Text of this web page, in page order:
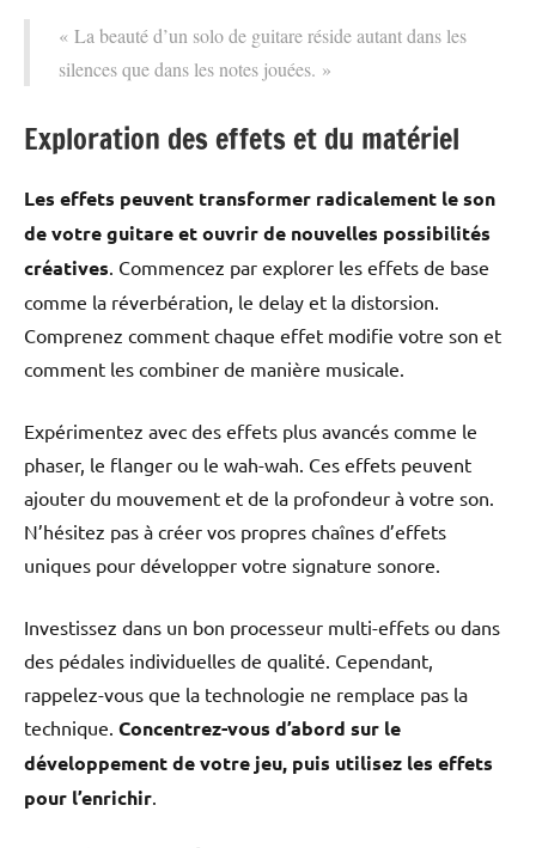
« La beauté d’un solo de guitare réside autant dans les
silences que dans les notes jouées. »
Exploration des effets et du matériel
Les effets peuvent transformer radicalement le son
de votre guitare et ouvrir de nouvelles possibilités
créatives . Commencez par explorer les effets de base
comme la réverbération, le delay et la distorsion.
Comprenez comment chaque effet modifie votre son et
comment les combiner de manière musicale.
Expérimentez avec des effets plus avancés comme le
phaser, le flanger ou le wah-wah. Ces effets peuvent
ajouter du mouvement et de la profondeur à votre son.
N’hésitez pas à créer vos propres chaînes d’effets
uniques pour développer votre signature sonore.
Investissez dans un bon processeur multi-effets ou dans
des pédales individuelles de qualité. Cependant,
rappelez-vous que la technologie ne remplace pas la
technique. Concentrez-vous d’abord sur le
développement de votre jeu, puis utilisez les effets
pour l’enrichir